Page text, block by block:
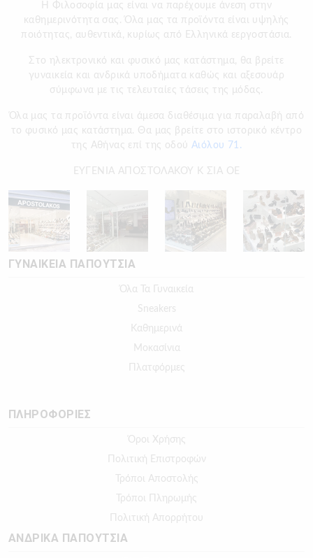
H Φιλοσοφία μας είναι να παρέχουμε άνεση στην
καθημερινότητα σας. Όλα μας τα προϊόντα είναι υψηλής
ποιότητας, αυθεντικά, κυρίως από Ελληνικά εεργοστάσια.
Στο ηλεκτρονικό και φυσικό μας κατάστημα, θα βρείτε
γυναικεία και ανδρικά υποδήματα καθώς και αξεσουάρ
σύμφωνα με τις τελευταίες τάσεις της μόδας.
Όλα μας τα προϊόντα είναι άμεσα διαθέσιμα για παραλαβή από
το φυσικό μας κατάστημα. Θα μας βρείτε στο ιστορικό κέντρο
της Αθήνας επί της οδού Αιόλου 71.
ΕΥΓΕΝΙΑ ΑΠΟΣΤΟΛΑΚΟΥ Κ ΣΙΑ ΟΕ
ΓΥΝΑΙΚΕΙΑ ΠΑΠΟΥΤΣΙΑ
Όλα Τα Γυναικεία
Sneakers
Καθημερινά
Μοκασίνια
Πλατφόρμες
ΠΛΗΡΟΦΟΡΙΕΣ
Όροι Χρήσης
Πολιτική Επιστροφών
Τρόποι Αποστολής
Τρόποι Πληρωμής
Πολιτική Απορρήτου
ΑΝΔΡΙΚΑ ΠΑΠΟΥΤΣΙΑ